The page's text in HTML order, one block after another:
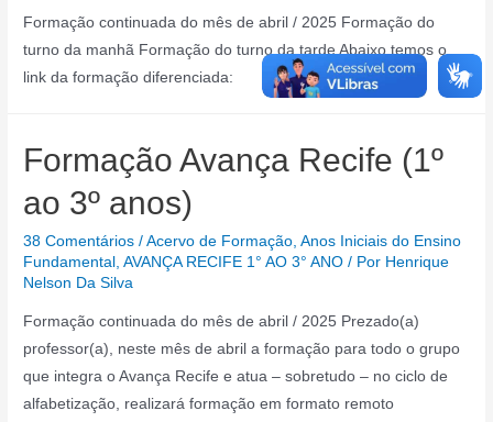
Formação continuada do mês de abril / 2025 Formação do
turno da manhã Formação do turno da tarde Abaixo temos o
link da formação diferenciada:
Formação Avança Recife (1º
ao 3º anos)
38 Comentários /Acervo de Formação ,Anos Iniciais do Ensino
Fundamental ,AVANÇA RECIFE 1° AO 3° ANO / Por Henrique
Nelson Da Silva
Formação continuada do mês de abril / 2025 Prezado(a)
professor(a), neste mês de abril a formação para todo o grupo
que integra o Avança Recife e atua – sobretudo – no ciclo de
alfabetização, realizará formação em formato remoto